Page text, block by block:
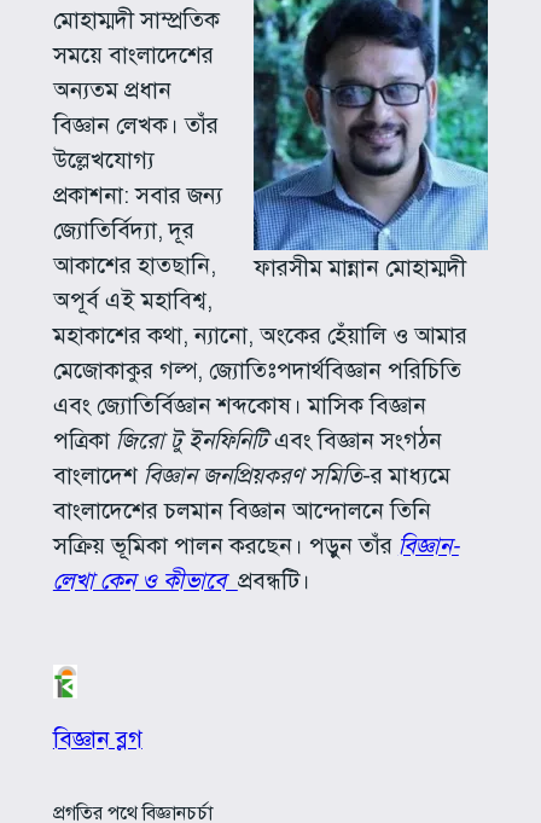
ফারসীম মান্নান মোহাম্মদী
মোহাম্মদী সাম্প্রতিক
সময়ে বাংলাদেশের
অন্যতম প্রধান
বিজ্ঞান লেখক। তাঁর
উল্লেখযোগ্য
প্রকাশনা: সবার জন্য
জ্যোতির্বিদ্যা, দূর
আকাশের হাতছানি,
অপূর্ব এই মহাবিশ্ব,
মহাকাশের কথা, ন্যানো, অংকের হেঁয়ালি ও আমার
মেজোকাকুর গল্প, জ্যোতিঃপদার্থবিজ্ঞান পরিচিতি
এবং জ্যোতির্বিজ্ঞান শব্দকোষ। মাসিক বিজ্ঞান
পত্রিকা জিরো টু ইনফিনিটিএবং বিজ্ঞান সংগঠন
বাংলাদেশ বিজ্ঞান জনপ্রিয়করণ সমিতি-র মাধ্যমে
বাংলাদেশের চলমান বিজ্ঞান আন্দোলনে তিনি
সক্রিয় ভূমিকা পালন করছেন। পড়ুন তাঁর বিজ্ঞান-
লেখা কেন ও কীভাবে প্রবন্ধটি।
বিজ্ঞান ব্লগ
প্রগতির পথে বিজ্ঞানচর্চা